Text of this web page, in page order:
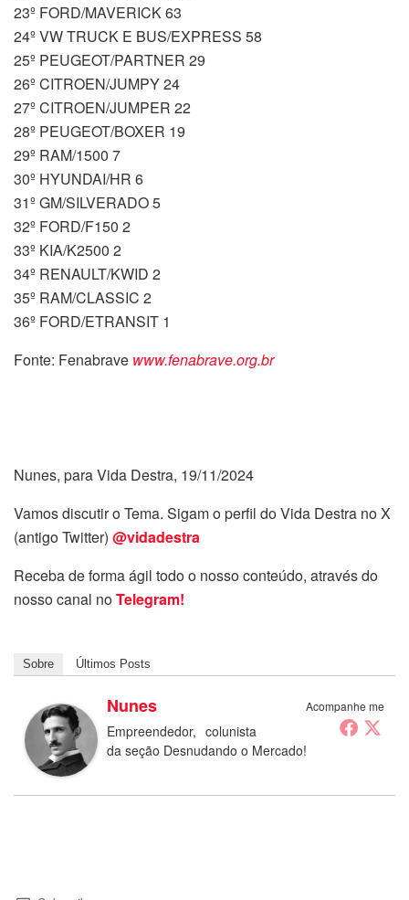
23º FORD/MAVERICK 63
24º VW TRUCK E BUS/EXPRESS 58
25º PEUGEOT/PARTNER 29
26º CITROEN/JUMPY 24
27º CITROEN/JUMPER 22
28º PEUGEOT/BOXER 19
29º RAM/1500 7
30º HYUNDAI/HR 6
31º GM/SILVERADO 5
32º FORD/F150 2
33º KIA/K2500 2
34º RENAULT/KWID 2
35º RAM/CLASSIC 2
36º FORD/ETRANSIT 1
Fonte: Fenabrave www.fenabrave.org.br
Nunes, para Vida Destra, 19/11/2024
Vamos discutir o Tema. Sigam o perfil do Vida Destra no X
(antigo Twitter) @vidadestra
Receba de forma ágil todo o nosso conteúdo, através do
nosso canal noTelegram!
Sobre Últimos Posts
Acompanhe me
Nunes
Empreendedor, colunista
da seção Desnudando o Mercado!